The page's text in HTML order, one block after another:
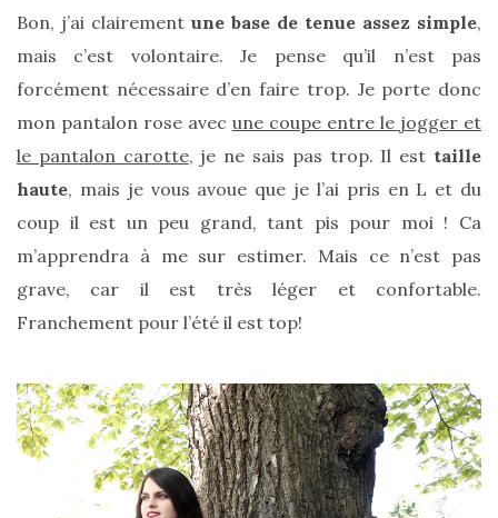
23/05/2026
Bon, j’ai clairement une base de tenue assez simple,
mais c’est volontaire. Je pense qu’il n’est pas
forcément nécessaire d’en faire trop. Je porte donc
mon pantalon rose avec une coupe entre le jogger et
le pantalon carotte, je ne sais pas trop. Il est taille
haute, mais je vous avoue que je l’ai pris en L et du
coup il est un peu grand, tant pis pour moi ! Ca
m’apprendra à me sur estimer. Mais ce n’est pas
grave, car il est très léger et confortable.
Franchement pour l’été il est top!